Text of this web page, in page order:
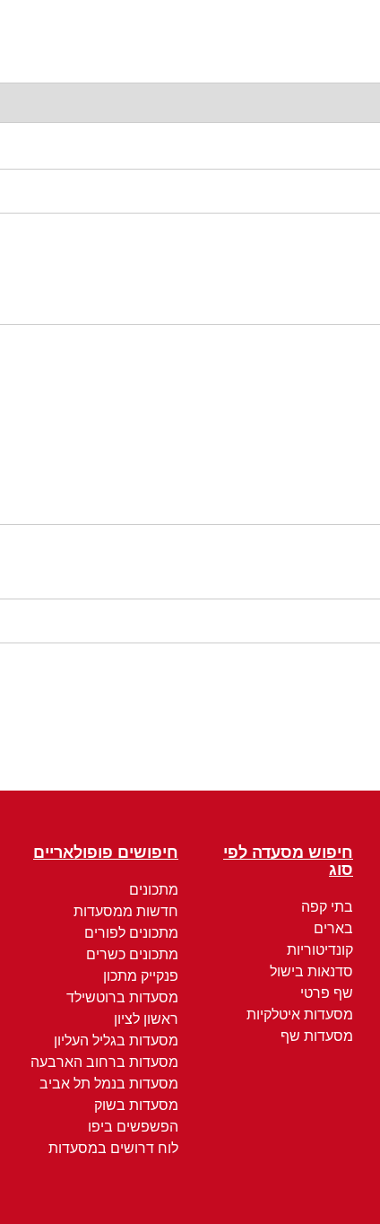
חיפוש מסעדה לפי
סוג
בתי קפה
בארים
קונדיטוריות
סדנאות בישול
שף פרטי
מסעדות איטלקיות
מסעדות שף
חיפושים פופולאריים
מתכונים
חדשות ממסעדות
מתכונים לפורים
מתכונים כשרים
פנקייק מתכון
מסעדות ברוטשילד
ראשון לציון
מסעדות בגליל העליון
מסעדות ברחוב הארבעה
מסעדות בנמל תל אביב
מסעדות בשוק
הפשפשים ביפו
לוח דרושים במסעדות